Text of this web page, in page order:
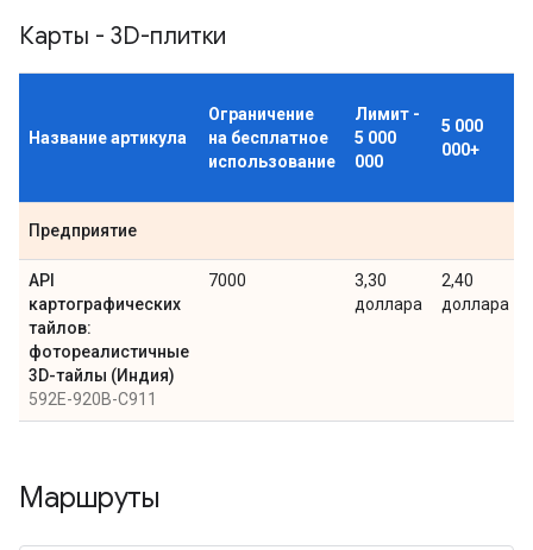
Карты - 3D-плитки
Название артикула
Ограничение
на бесплатное
использование
Лимит -
5 000
000
5 000
000+
Предприятие
API
картографических
тайлов:
фотореалистичные
3D-тайлы (Индия)
592E-920B-C911
7000
3,30
доллара
2,40
доллара
Маршруты